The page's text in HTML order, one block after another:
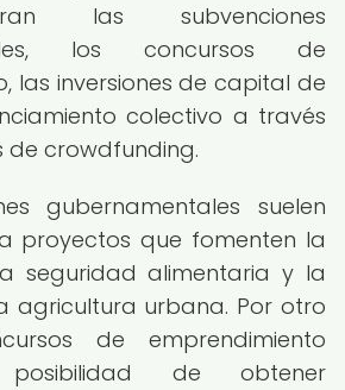
las subvenciones
los concursos de
las inversiones de capital de
colectivo a través
crowdfunding.
gubernamentales suelen
proyectos que fomenten la
seguridad alimentaria y la
agricultura urbana. Por otro
de emprendimiento
de obtener